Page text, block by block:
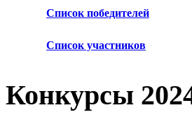
Список победителей
Список участников
Конкурсы